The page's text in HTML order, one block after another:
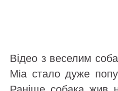
Відео з веселим
Міа стало дуже